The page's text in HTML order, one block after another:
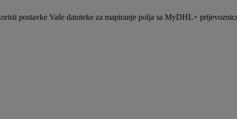
postavke Vaše datoteke za mapiranje polja sa MyDHL+